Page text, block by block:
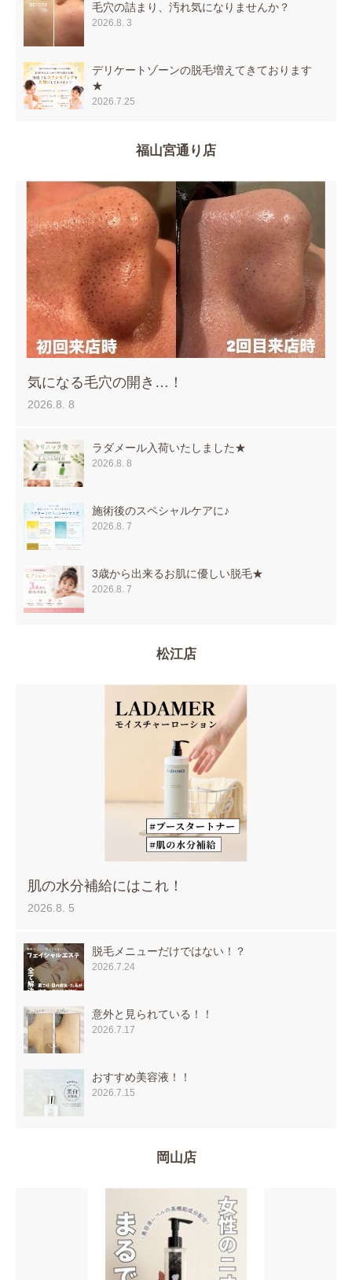
毛穴の詰まり、汚れ気になりませんか？
2026.8. 3
デリケートゾーンの脱毛増えてきております
★
2026.7.25
福山宮通り店
気になる毛穴の開き…！
2026.8. 8
ラダメール入荷いたしました★
2026.8. 8
施術後のスペシャルケアに♪
2026.8. 7
3歳から出来るお肌に優しい脱毛★
2026.8. 7
松江店
肌の水分補給にはこれ！
2026.8. 5
脱毛メニューだけではない！？
2026.7.24
意外と見られている！！
2026.7.17
おすすめ美容液！！
2026.7.15
岡山店